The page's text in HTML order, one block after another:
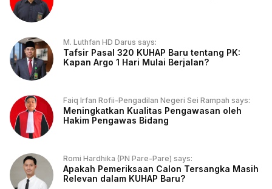
M. Luthfan HD Darus says:
Tafsir Pasal 320 KUHAP Baru tentang PK:
Kapan Argo 1 Hari Mulai Berjalan?
Faiq Irfan Rofii-Pengadilan Negeri Sei Rampah says:
Meningkatkan Kualitas Pengawasan oleh
Hakim Pengawas Bidang
Romi Hardhika (PN Pare-Pare) says:
Apakah Pemeriksaan Calon Tersangka Masih
Relevan dalam KUHAP Baru?